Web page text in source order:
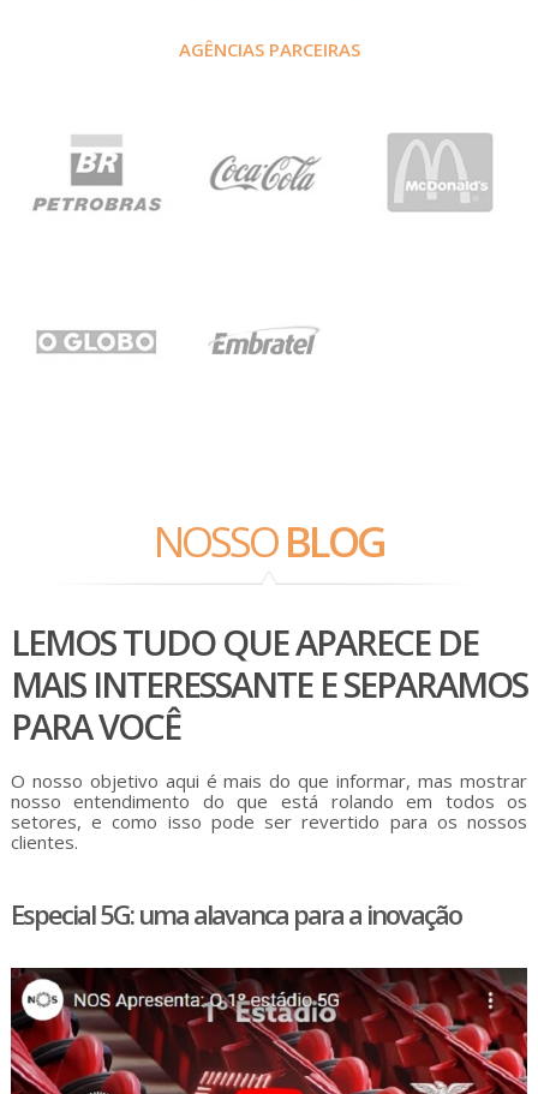
AGÊNCIAS PARCEIRAS
NOSSOBLOG
LEMOS TUDO QUE APARECE DE
MAIS INTERESSANTE E SEPARAMOS
PARA VOCÊ
O nosso objetivo aqui é mais do que informar, mas mostrar
nosso entendimento do que está rolando em todos os
setores, e como isso pode ser revertido para os nossos
clientes.
Especial 5G: uma alavanca para a inovação